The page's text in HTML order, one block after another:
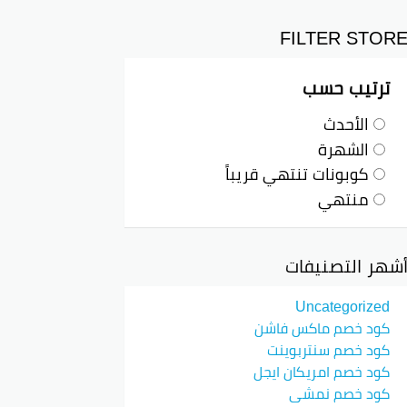
الجديدة.
الكود.
قوية أو جهاز تصفيف شعر مبتكر
FILTER STORE
ترتيب حسب
الأحدث
الشهرة
كوبونات تنتهي قريباً
منتهي
أشهر التصنيفات
Uncategorized
كود خصم ماكس فاشن
كود خصم سنتربوينت
كود خصم امريكان ايجل
كود خصم نمشي